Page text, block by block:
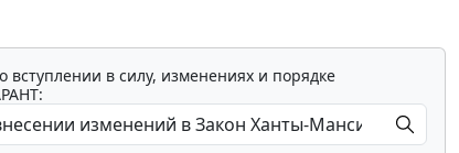
в силу, изменениях и порядке